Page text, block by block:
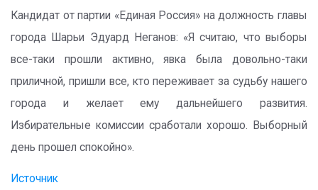
Кандидат от партии «Единая Россия» на должность главы
города Шарьи Эдуард Неганов: «Я считаю, что выборы
все-таки прошли активно, явка была довольно-таки
приличной, пришли все, кто переживает за судьбу нашего
города и желает ему дальнейшего развития.
Избирательные комиссии сработали хорошо. Выборный
день прошел спокойно».
Источник